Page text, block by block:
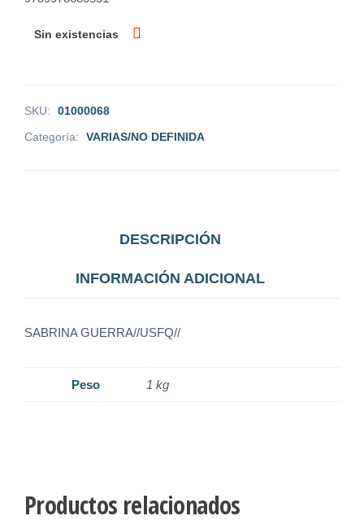
Sin existencias
SKU:
01000068
Categoría:
VARIAS/NO DEFINIDA
DESCRIPCIÓN
INFORMACIÓN ADICIONAL
SABRINA GUERRA//USFQ//
Peso 1 kg
Productos relacionados